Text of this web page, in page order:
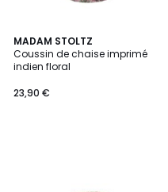
MADAM STOLTZ
Coussin de chaise imprimé
indien floral
23,90 €